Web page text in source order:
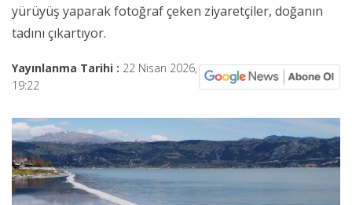
yürüyüş yaparak fotoğraf çeken ziyaretçiler, doğanın
tadını çıkartıyor.
Yayınlanma Tarihi : 22 Nisan 2026,
19:22